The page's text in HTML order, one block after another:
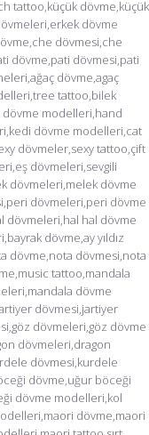
tattoo,küçük dövme,küçük
dövme
dövmesi,che
dövme,pati dövmesi,pati
dövme,agaç
tattoo,bilek
modelleri,hand
dövme modelleri,cat
dövmeler,sexy tattoo,çift
dövmeleri,sevgili
dövmeleri,melek dövme
dövmeleri,peri dövme
dövmeleri,hal hal dövme
dövme,ay yıldız
dövme,nota dövmesi,nota
tattoo,mandala
dövme
dövmesi,jartiyer
dövmeleri,göz dövme
dövmeleri,dragon
dövmesi,kurdele
dövme,uğur böceği
dövme modelleri,kol
dövme,maori